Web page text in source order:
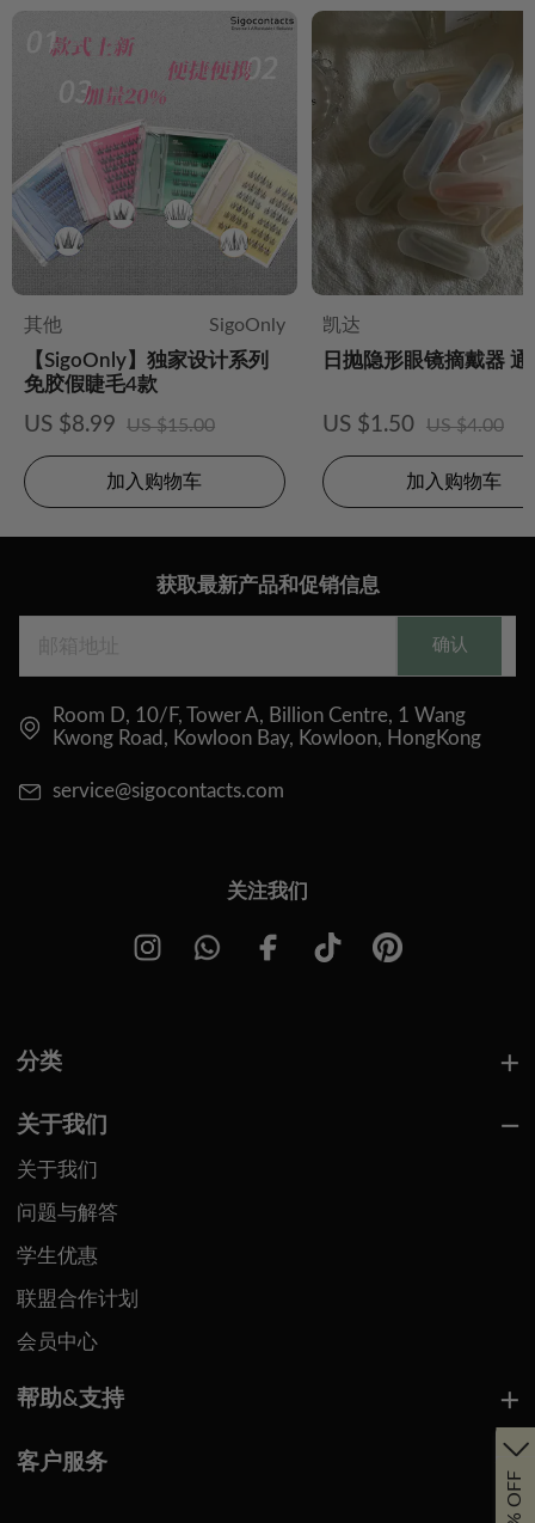
其他
SigoOnly
【SigoOnly】独家设计系列
免胶假睫毛4款
US $8.99 US $15.00
加入购物车
凯达
日抛隐形眼镜摘戴器
US $1.50 US $4.00
加入购物车
获取最新产品和促销信息
确认
Room D, 10/F, Tower A, Billion Centre, 1 Wang
Kwong Road, Kowloon Bay, Kowloon, HongKong
service@sigocontacts.com
关注我们
分类
关于我们
关于我们
问题与解答
学生优惠
联盟合作计划
会员中心
帮助&支持
客户服务